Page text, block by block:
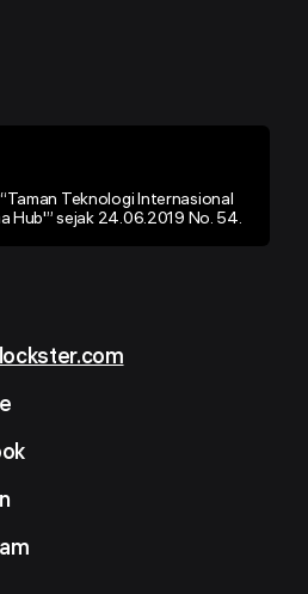
Teknologi Internasional
Hub'” sejak 24.06.2019 No. 54.